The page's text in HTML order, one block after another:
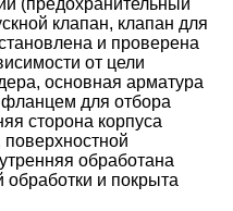
(предохранительный
клапан, клапан для
и проверена
от цели
основная арматура
для отбора
сторона корпуса
обработана
обработки и покрыта